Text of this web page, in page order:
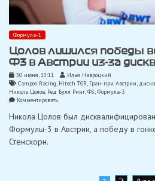
Формула-1
Цолов лишился победы
Ф3 в Австрии из-за
30 июня, 13:11
Илья Навроцкий
Campos Racing, Hitech TGR, Гран-при Австрии,
Никола Цолов, Ред Булл Ринг,Ф3,Формула-3
Комментироватьon
лишился
победы
во
Никола Цолов был дисквалифицирован
Формулы-3 в Австрии, а победу в
Стенсхорн.